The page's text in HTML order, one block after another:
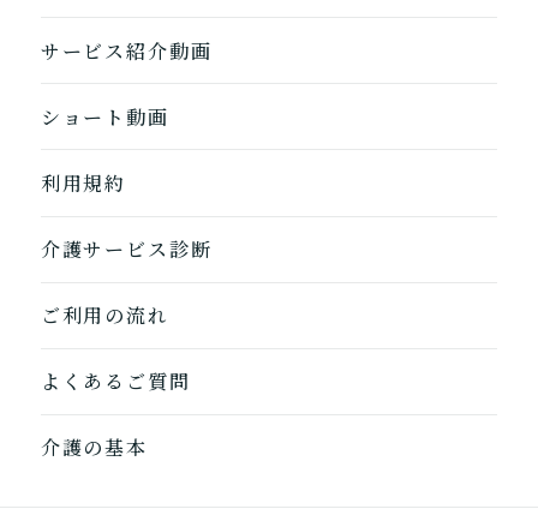
サービス紹介動画
ショート動画
利用規約
介護サービス診断
ご利用の流れ
よくあるご質問
介護の基本